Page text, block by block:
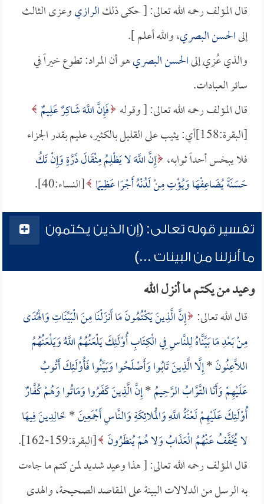
قال المؤلف رحمه الله تعالى: [ حكى ذلكالرازيوعزى الثالث
إلىالحسن البصري، والله أعلم ].
والذي عُزي إلىالحسن البصريهو أن المراد: تطوع خيراً في
سائر العبادات.
قال المؤلف رحمه الله تعالى: [ وقوله فَإِنَّ اللَّهَ شَاكِرٌ عَلِيمٌ
[البقرة:158]أي: يثيب على القليل بالكثير، عليم بقدر الجزاء
فلا يبخس أحداً ثوابه، إِنَّ اللَّهَ لا يَظْلِمُ مِثْقَالَ ذَرَّةٍ وَإِنْ تَكُ
حَسَنَةً يُضَاعِفْهَا وَيُؤْتِ مِنْ لَدُنْهُ أَجْرًا عَظِيمًا [النساء:40].
تفسير قوله تعالى: (إن الذين يكتمون
ما أنزلنا من البينات ...)
وعيد من يكتم ما أنزل الله
قال الله تعالى: إِنَّ الَّذِينَ يَكْتُمُونَ مَا أَنزَلْنَا مِنَ الْبَيِّنَاتِ وَالْهُدَى
مِنْ بَعْدِ مَا بَيَّنَّاهُ لِلنَّاسِ فِي الْكِتَابِ أُوْلَئِكَ يَلْعَنُهُمُ اللَّهُ وَيَلْعَنُهُمُ
اللَّاعِنُونَ*إِلَّا الَّذِينَ تَابُوا وَأَصْلَحُوا وَبَيَّنُوا فَأُوْلَئِكَ أَتُوبُ
عَلَيْهِمْ وَأَنَا التَّوَّابُ الرَّحِيمُ*إِنَّ الَّذِينَ كَفَرُوا وَمَاتُوا وَهُمْ كُفَّارٌ
أُوْلَئِكَ عَلَيْهِمْ لَعْنَةُ اللَّهِ وَالْمَلائِكَةِ وَالنَّاسِ أَجْمَعِينَ*خَالِدِينَ فِيهَا
لا يُخَفَّفُ عَنْهُمُ الْعَذَابُ وَلا هُمْ يُنظَرُونَ [البقرة:159-162].
قال المؤلف رحمه الله تعالى: [ هذا وعيد شديد لمن كتم ما جاءت
به الرسل من الدلالات البينة على المقاصد الصحيحة، والهدى